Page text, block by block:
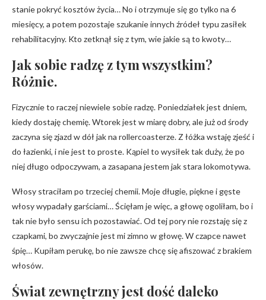
stanie pokryć kosztów życia… No i otrzymuje się go tylko na 6
miesięcy, a potem pozostaje szukanie innych źródeł typu zasiłek
rehabilitacyjny. Kto zetknął się z tym, wie jakie są to kwoty…
Jak sobie radzę z tym wszystkim?
Różnie.
Fizycznie to raczej niewiele sobie radzę. Poniedziałek jest dniem,
kiedy dostaję chemię. Wtorek jest w miarę dobry, ale już od środy
zaczyna się zjazd w dół jak na rollercoasterze. Z łóżka wstaję zjeść i
do łazienki, i nie jest to proste. Kąpiel to wysiłek tak duży, że po
niej długo odpoczywam, a zasapana jestem jak stara lokomotywa.
Włosy straciłam po trzeciej chemii. Moje długie, piękne i gęste
włosy wypadały garściami… Ścięłam je więc, a głowę ogoliłam, bo i
tak nie było sensu ich pozostawiać. Od tej pory nie rozstaję się z
czapkami, bo zwyczajnie jest mi zimno w głowę. W czapce nawet
śpię… Kupiłam perukę, bo nie zawsze chcę się afiszować z brakiem
włosów.
Świat zewnętrzny jest dość daleko